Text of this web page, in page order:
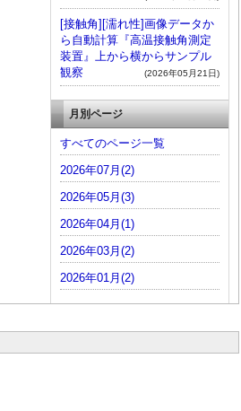
[接触角][濡れ性]画像データか
ら自動計算『高温接触角測定
装置』上から横からサンプル
観察
(2026年05月21日)
月別ページ
すべてのページ一覧
2026年07月(2)
2026年05月(3)
2026年04月(1)
2026年03月(2)
2026年01月(2)